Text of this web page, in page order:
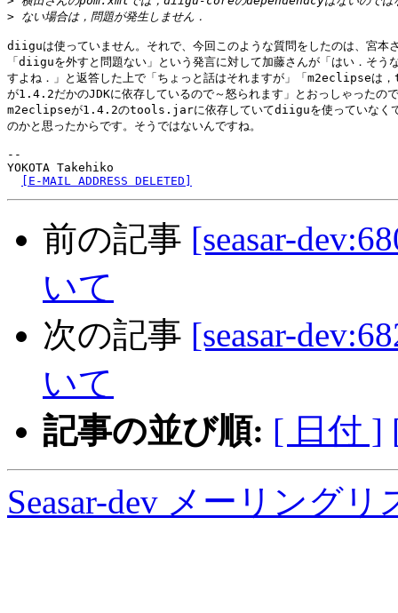
>
diiguは使っていません。それで、今回このような質問をしたのは、宮本
「diiguを外すと問題ない」という発言に対して加藤さんが「はい．そう
すよね．」と返答した上で「ちょっと話はそれますが」「m2eclipse
が1.4.2だかのJDKに依存しているので～怒られます」とおっしゃったの
m2eclipseが1.4.2のtools.jarに依存していてdiiguを使っていなくて
のかと思ったからです。そうではないんですね。
--
YOKOTA Takehiko
[E-MAIL ADDRESS DELETED]
前の記事 [seasar-
いて
次の記事 [seasar-
いて
記事の並び順: [ 日付 ]
Seasar-dev メーリング